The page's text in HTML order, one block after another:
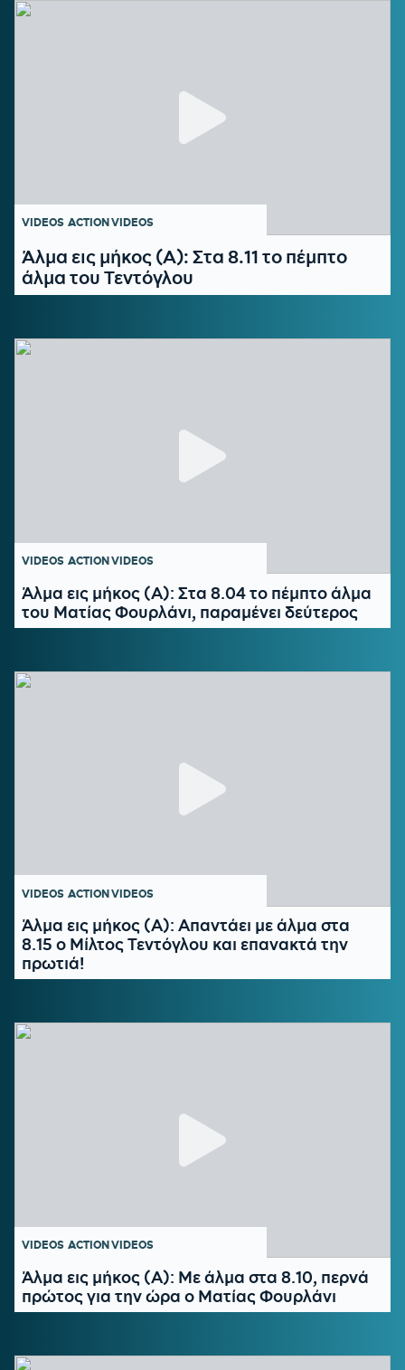
VIDEOS ACTION VIDEOS
Άλμα εις μήκος (Α): Στα 8.11 το πέμπτο
άλμα του Τεντόγλου
VIDEOS ACTION VIDEOS
Άλμα εις μήκος (Α): Στα 8.04 το πέμπτο άλμα
του Ματίας Φουρλάνι, παραμένει δεύτερος
VIDEOS ACTION VIDEOS
Άλμα εις μήκος (Α): Απαντάει με άλμα στα
8.15 ο Μίλτος Τεντόγλου και επανακτά την
πρωτιά!
VIDEOS ACTION VIDEOS
Άλμα εις μήκος (Α): Mε άλμα στα 8.10, περνά
πρώτος για την ώρα ο Ματίας Φουρλάνι